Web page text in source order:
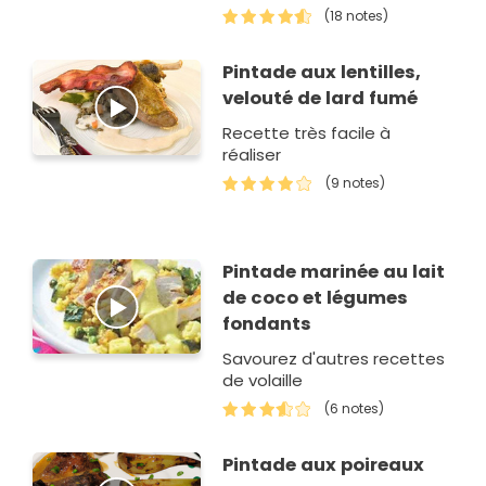
(18 notes)
Pintade aux lentilles,
velouté de lard fumé
Recette très facile à
réaliser
(9 notes)
Pintade marinée au lait
de coco et légumes
fondants
Savourez d'autres recettes
de volaille
(6 notes)
Pintade aux poireaux